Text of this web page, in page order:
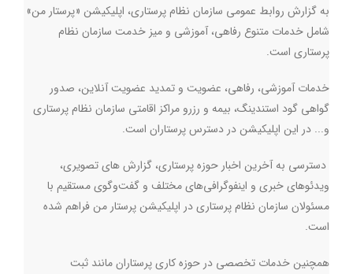
به‌ گزارش روابط‌ عمومی سازمان نظام پرستاری،‌ اپلیکیشن «پرستار من»
شامل خدمات متنوع رفاهی، آموزشی و میز خدمت سازمان نظام
پرستاری است.
خدمات آموزشی، رفاهی، عضویت و تمدید عضویت آنلاین، صدور
گواهی گود استندینگ، بیمه‌ و رزرو مراکز اقامتی سازمان نظام پرستاری
و... در این اپلیکیشن در دسترس پرستاران است.
دسترسی به آخرین اخبار حوزه پرستاری، گزارش های تصویری،
ویدئوهای خبری و اینفوگرافی‌های مختلف و گفت‌وگوی مستقیم با
مسئولان سازمان نظام پرستاری در اپلیکیشن پرستار من فراهم شده
است.
همچنین خدمات تخصصی در حوزه کاری پرستاران مانند ثبت